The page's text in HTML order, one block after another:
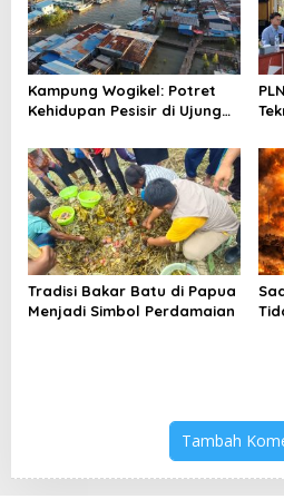
Kampung Wogikel: Potret
Kehidupan Pesisir di Ujung
Bertahan di Tengah
Keterbatasan
Tradisi Bakar Batu di Papua
Menjadi Simbol Perdamaian
Tambah